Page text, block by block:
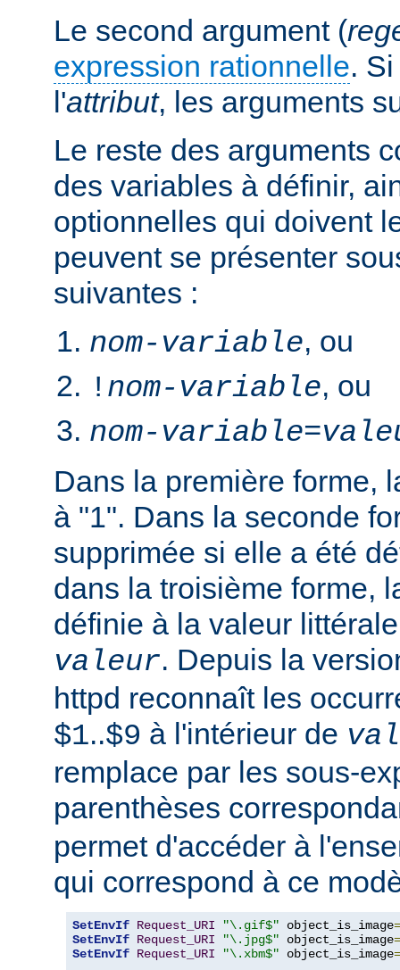
Le second argument (
expression rationnelle.
l'attribut, les arguments
Le reste des arguments
des variables à définir,
optionnelles qui doivent
peuvent se présenter
suivantes :
nom-variable, ou
! nom-variable, ou
nom-variable=
Dans la première forme,
à "1". Dans la seconde
supprimée si elle a été
dans la troisième forme,
définie à la valeur
valeur. Depuis la
httpd reconnaît les
$1..$9 à l'intérieur de
remplace par les sous-
parenthèses
permet d'accéder à
qui correspond à ce
SetEnvIf Request_URI "\.gif$" object_is_image=
SetEnvIf Request_URI "\.jpg$" object_is_image=
SetEnvIf Request_URI "\.xbm$" object_is_image=